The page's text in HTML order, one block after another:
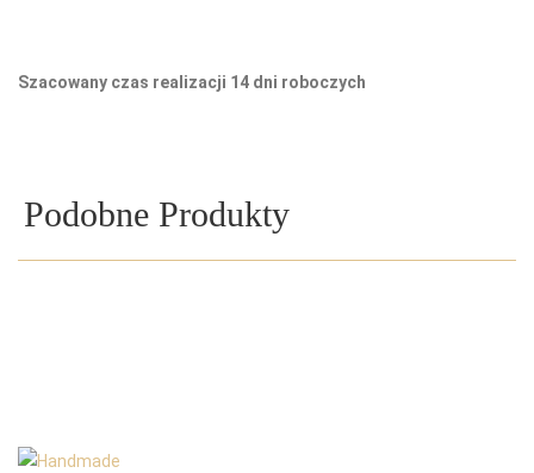
Szacowany czas realizacji 14 dni roboczych
Podobne Produkty